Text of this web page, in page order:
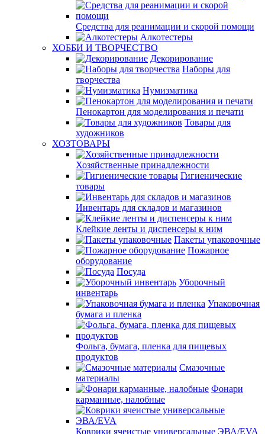
Средства для реанимации и скорой помощи
Алкотестеры
ХОББИ И ТВОРЧЕСТВО
Декорирование
Наборы для
творчества
Нумизматика
Пенокартон для моделирования и печати
Товары для
художников
ХОЗТОВАРЫ
Хозяйственные принадлежности
Гигиенические
товары
Инвентарь для складов и магазинов
Клейкие ленты и диспенсеры к ним
Пакеты упаковочные
Пожарное
оборудование
Посуда
Уборочный
инвентарь
Упаковочная
бумага и пленка
Фольга, бумага, пленка для пищевых
продуктов
Смазочные
материалы
Фонари
карманные, налобные
Коврики ячеистые универсальные ЭВА/EVA